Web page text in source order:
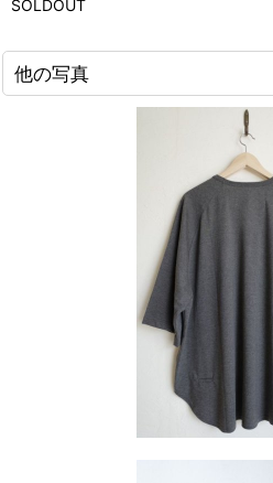
SOLDOUT
他の写真